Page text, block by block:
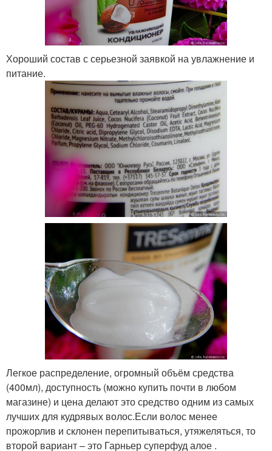
Хороший состав с серьезной заявкой на увлажнение и
питание.
Легкое распределение, огромный объём средства
(400мл), доступность (можно купить почти в любом
магазине) и цена делают это средство одним из самых
лучших для кудрявых волос.Если волос менее
прожорлив и склонен перепитываться, утяжеляться, то
второй вариант – это Гарньер суперфуд алое .